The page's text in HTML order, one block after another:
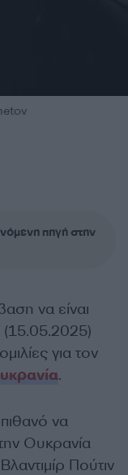
πηγή στην
να είναι
για τον
.
να
Ουκρανία
Πούτιν